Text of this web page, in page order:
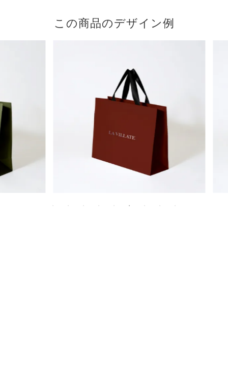
この商品のデザイン例